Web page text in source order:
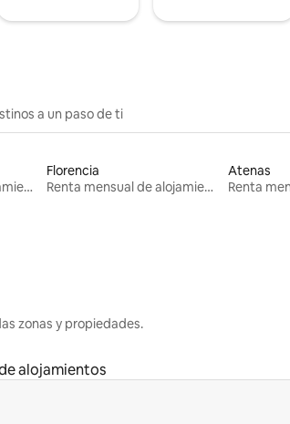
a un paso de ti
Renta mensual de alojamientos
Florencia
Renta mensual de alojamientos
Atenas
zonas y propiedades.
alojamientos